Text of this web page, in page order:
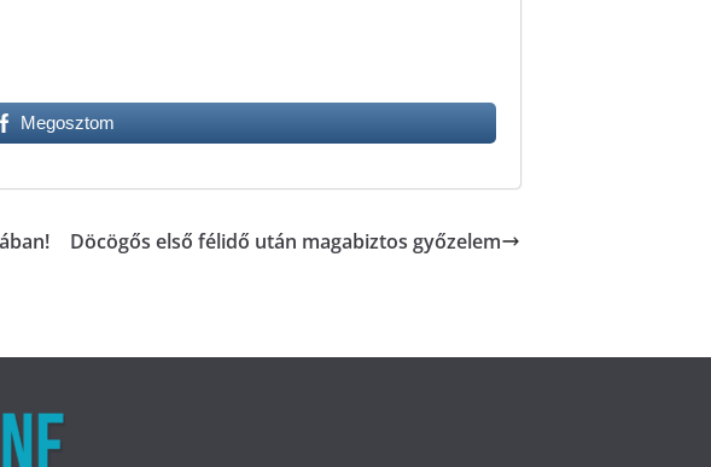
Megosztom
Döcögős első félidő után magabiztos győzelem